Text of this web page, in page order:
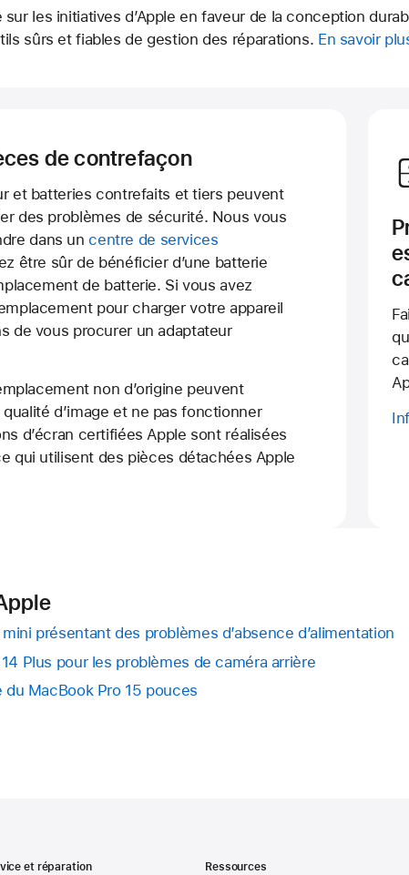
les initiatives d’Apple en faveur de la conception
sûrs et fiables de gestion des réparations. En savoir
de contrefaçon
et batteries contrefaits et tiers peuvent
des problèmes de sécurité. Nous vous
dans un centre de services
être sûr de bénéficier d’une batterie
de batterie. Si vous avez
pour charger votre appareil
de vous procurer un adaptateur
non d’origine peuvent
d’image et ne pas fonctionner
d’écran certifiées Apple sont réalisées
qui utilisent des pièces détachées Apple
présentant des problèmes d’absence d’alimentation
Plus pour les problèmes de caméra arrière
MacBook Pro 15 pouces
et réparation Ressources